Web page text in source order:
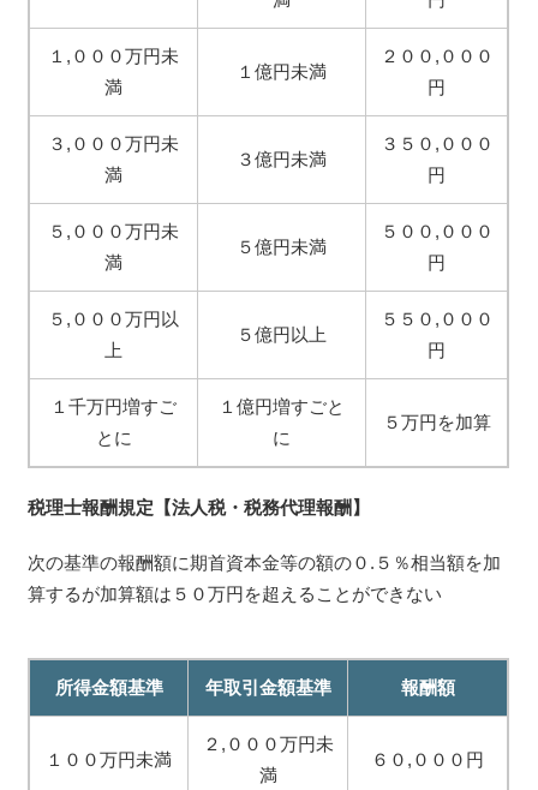
１,０００万円未
満
１億円未満
２００,０００
円
３,０００万円未
満
３億円未満
３５０,０００
円
５,０００万円未
満
５億円未満
５００,０００
円
５,０００万円以
上
５億円以上
５５０,０００
円
１千万円増すご
とに
１億円増すごと
に
５万円を加算
税理士報酬規定【法人税・税務代理報酬】
次の基準の報酬額に期首資本金等の額の０.５％相当額を加
算するが加算額は５０万円を超えることができない
所得金額基準 年取引金額基準 報酬額
１００万円未満
２,０００万円未
満
６０,０００円